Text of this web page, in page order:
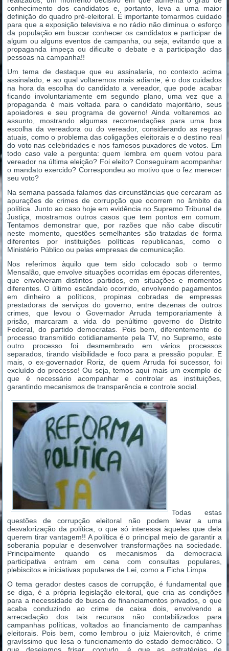
conhecimento dos candidatos e, portanto, leva a uma maior
definição do quadro pré-eleitoral. É importante tomarmos cuidado
para que a exposição televisiva e no rádio não diminua o esforço
da população em buscar conhecer os candidatos e participar de
algum ou alguns eventos de campanha, ou seja, evitando que a
propaganda impeça ou dificulte o debate e a participação das
pessoas na campanha!!
Um tema de destaque que eu assinalaria, no contexto acima
assinalado, e ao qual voltaremos mais adiante, é o dos cuidados
na hora da escolha do candidato a vereador, que pode acabar
ficando involuntariamente em segundo plano, uma vez que a
propaganda é mais voltada para o candidato majoritário, seus
apoiadores e seu programa de governo! Ainda voltaremos ao
assunto, mostrando algumas recomendações para uma boa
escolha da vereadora ou do vereador, considerando as regras
atuais, como o problema das coligações eleitorais e o destino real
do voto nas celebridades e nos famosos puxadores de votos. Em
todo caso vale a pergunta: quem lembra em quem votou para
vereador na última eleição? Foi eleito? Conseguiram acompanhar
o mandato exercido? Correspondeu ao motivo que o fez merecer
seu voto?
Na semana passada falamos das circunstâncias que cercaram as
apurações de crimes de corrupção que ocorrem no âmbito da
política. Junto ao caso hoje em evidência no Supremo Tribunal de
Justiça, mostramos outros casos que tem pontos em comum.
Tentamos demonstrar que, por razões que não cabe discutir
neste momento, questões semelhantes são tratadas de forma
diferentes por instituições políticas republicanas, como o
Ministério Público ou pelas empresas de comunicação.
Nos referimos àquilo que tem sido colocado sob o termo
Mensalão, que envolve situações ocorridas em épocas diferentes,
que envolveram distintos partidos, em situações e momentos
diferentes. O último escândalo ocorrido, envolvendo pagamentos
em dinheiro a políticos, propinas cobradas de empresas
prestadoras de serviços do governo, entre dezenas de outros
crimes, que levou o Governador Arruda temporariamente à
prisão, marcaram a vida do penúltimo governo do Distrito
Federal, do partido democratas. Pois bem, diferentemente do
processo transmitido cotidianamente pela TV, no Supremo, este
outro processo foi desmembrado em vários processos
separados, tirando visibilidade e foco para a pressão popular. E
mais, o ex-governador Roriz, de quem Arruda foi sucessor, foi
excluído do processo! Ou seja, temos aqui mais um exemplo de
que é necessário acompanhar e controlar as instituições,
garantindo mecanismos de transparência e controle social.
Todas estas
questões de corrupção eleitoral não podem levar a uma
desvalorização da política, o que só interessa àqueles que dela
querem tirar vantagem!! A política é o principal meio de garantir a
soberania popular e desenvolver transformações na sociedade.
Principalmente quando os mecanismos da democracia
participativa entram em cena com consultas populares,
plebiscitos e iniciativas populares de Lei, como a Ficha Limpa.
O tema gerador destes casos de corrupção, é fundamental que
se diga, é a própria legislação eleitoral, que cria as condições
para a necessidade de busca de financiamentos privados, o que
acaba conduzindo ao crime de caixa dois, envolvendo a
arrecadação dos tais recursos não contabilizados para
campanhas políticas, voltados ao financiamento de campanhas
eleitorais. Pois bem, como lembrou o juiz Maierovitch, é crime
gravíssimo que lesa o funcionamento do estado democrático. O